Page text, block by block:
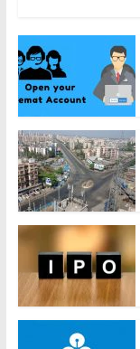
c
e
b
o
o
k
itt
er